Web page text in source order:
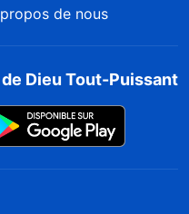
de nous
de Dieu Tout-Puissant